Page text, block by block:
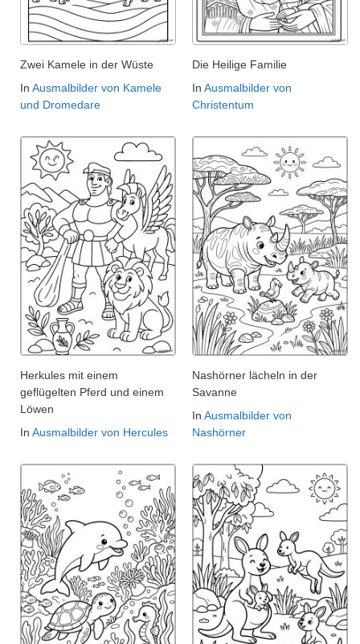
Zwei Kamele in der Wüste
In Ausmalbilder von Kamele
und Dromedare
Die Heilige Familie
In Ausmalbilder von
Christentum
Herkules mit einem
geflügelten Pferd und einem
Löwen
In Ausmalbilder von Hercules
Nashörner lächeln in der
Savanne
In Ausmalbilder von
Nashörner